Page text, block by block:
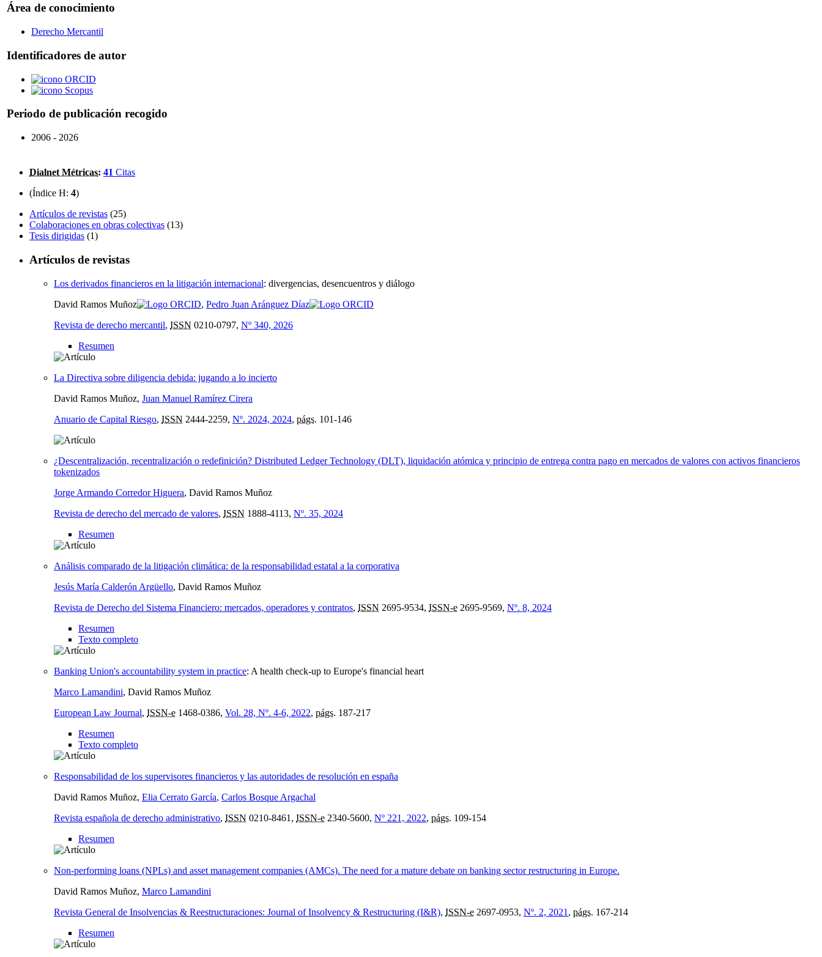
Área de conocimiento
Derecho Mercantil
Identificadores de autor
ORCID
Scopus
Periodo de publicación recogido
2006 - 2026
Dialnet Métricas: 41 Citas
(Índice H: 4)
Artículos de revistas (25)
Colaboraciones en obras colectivas (13)
Tesis dirigidas (1)
Artículos de revistas
Los derivados financieros en la litigación internacional: divergencias, desencuentros y diálogo
David Ramos Muñoz
, Pedro Juan Aránguez Díaz
Revista de derecho mercantil, ISSN 0210-0797, Nº 340, 2026
Resumen
La Directiva sobre diligencia debida: jugando a lo incierto
David Ramos Muñoz, Juan Manuel Ramírez Cirera
Anuario de Capital Riesgo, ISSN 2444-2259, Nº. 2024, 2024, págs. 101-146
¿Descentralización, recentralización o redefinición? Distributed Ledger Technology (DLT), liquidación atómica y principio de entrega contra pago en mercados de valores con activos financieros
tokenizados
Jorge Armando Corredor Higuera, David Ramos Muñoz
Revista de derecho del mercado de valores, ISSN 1888-4113, Nº. 35, 2024
Resumen
Análisis comparado de la litigación climática: de la responsabilidad estatal a la corporativa
Jesús María Calderón Argüello, David Ramos Muñoz
Revista de Derecho del Sistema Financiero: mercados, operadores y contratos, ISSN 2695-9534, ISSN-e 2695-9569, Nº. 8, 2024
Resumen
Texto completo
Banking Union's accountability system in practice: A health check-up to Europe's financial heart
Marco Lamandini, David Ramos Muñoz
European Law Journal, ISSN-e 1468-0386, Vol. 28, Nº. 4-6, 2022, págs. 187-217
Resumen
Texto completo
Responsabilidad de los supervisores financieros y las autoridades de resolución en españa
David Ramos Muñoz, Elia Cerrato García, Carlos Bosque Argachal
Revista española de derecho administrativo, ISSN 0210-8461, ISSN-e 2340-5600, Nº 221, 2022, págs. 109-154
Resumen
Non-performing loans (NPLs) and asset management companies (AMCs). The need for a mature debate on banking sector restructuring in Europe.
David Ramos Muñoz, Marco Lamandini
Revista General de Insolvencias & Reestructuraciones: Journal of Insolvency & Restructuring (I&R), ISSN-e 2697-0953, Nº. 2, 2021 , págs. 167-214
Resumen